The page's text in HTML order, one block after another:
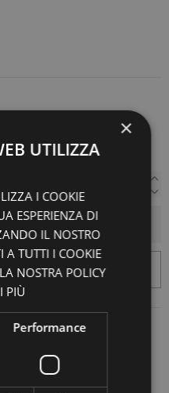
SAPERE DI PIÙ
CARRELLO
×
UTILIZZA
I COOKIE
ESPERIENZA DI
IL NOSTRO
A TUTTI I COOKIE
NOSTRA POLICY
PIÙ
Performance